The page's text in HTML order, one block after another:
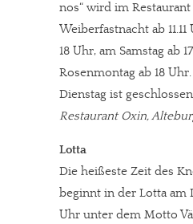
nos“ wird im
Weiberfastnacht ab
18 Uhr, am Samstag ab
Rosenmontag ab 18
Dienstag ist
Restaurant Oxin,
Lotta
Die heißeste Zeit des
beginnt in der Lotta am
Uhr unter dem Motto